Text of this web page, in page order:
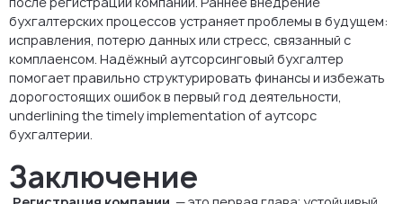
бухгалтерских процессов устраняет проблемы в будущем:
исправления, потерю данных или стресс, связанный с
комплаенсом. Надёжный аутсорсинговый бухгалтер
помогает правильно структурировать финансы и избежать
дорогостоящих ошибок в первый год деятельности,
underlining the timely implementation of аутсорс
бухгалтерии.
Заключение